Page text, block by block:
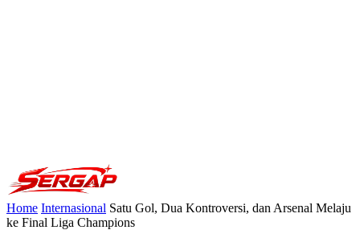
Home Internasional Satu Gol, Dua Kontroversi, dan Arsenal Melaju
ke Final Liga Champions